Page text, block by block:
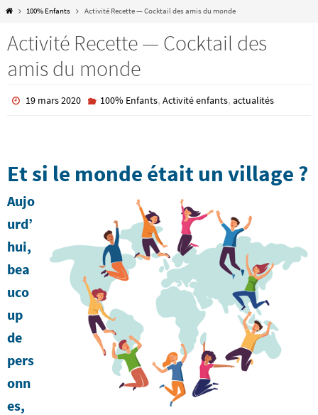
Home100% Enfants Activité Recette — Cocktail des amis du monde
Activité Recette — Cocktail des
amis du monde
19 mars 2020 100% Enfants, Activité enfants, actualités
Et si le monde était un village ?
Aujo
urd’
hui,
bea
uco
up
de
pers
onn
es,